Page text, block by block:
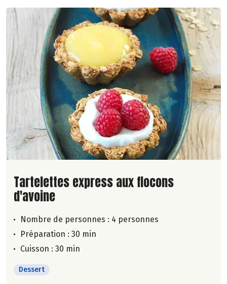
Lire la suite de la recette
Tartelettes express aux flocons
d'avoine
Nombre de personnes : 4 personnes
Préparation : 30 min
Cuisson : 30 min
Dessert